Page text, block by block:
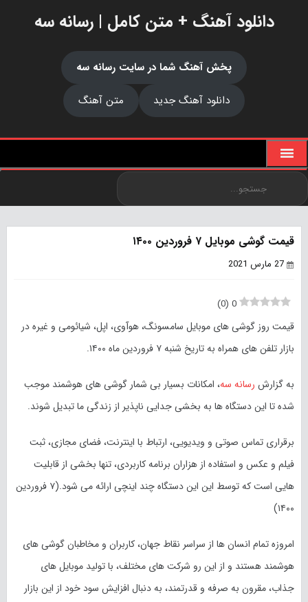
دانلود آهنگ + متن کامل | رسانه سه
پخش آهنگ شما در سایت رسانه سه
دانلود آهنگ جدید
متن آهنگ
قیمت گوشی موبایل ۷ فروردین ۱۴۰۰
27 مارس 2021
0
(
0
)
قیمت روز گوشی های موبایل سامسونگ، هوآوی، اپل، شیائومی و غیره در
بازار تلفن های همراه به تاریخ شنبه ۷ فروردین ماه ۱۴۰۰.
به گزارش رسانه سه، امکانات بسیار بی شمار گوشی های هوشمند موجب
شده تا این دستگاه ها به بخشی جدایی ناپذیر از زندگی ما تبدیل شوند.
برقراری تماس صوتی و ویدیویی، ارتباط با اینترنت، فضای مجازی، ثبت
فیلم و عکس و استفاده از هزاران برنامه کاربردی، تنها بخشی از قابلیت
هایی است که توسط این این دستگاه چند اینچی ارائه می شود.(۷ فروردین
۱۴۰۰)
امروزه تمام انسان ها از سراسر نقاط جهان، کاربران و مخاطبان گوشی های
هوشمند هستند و از این رو شرکت های مختلف، با تولید موبایل های
جذاب، مقرون به صرفه و قدرتمند، به دنبال افزایش سود خود از این بازار